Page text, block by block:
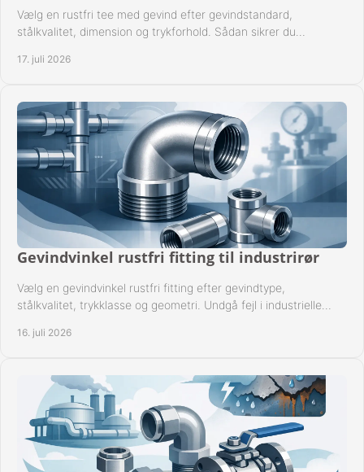
Vælg en rustfri tee med gevind efter gevindstandard,
stålkvalitet, dimension og trykforhold. Sådan sikrer du
17. juli 2026
Gevindvinkel rustfri fitting til industrirør
Vælg en gevindvinkel rustfri fitting efter gevindtype,
stålkvalitet, trykklasse og geometri. Undgå fejl i industrielle
16. juli 2026